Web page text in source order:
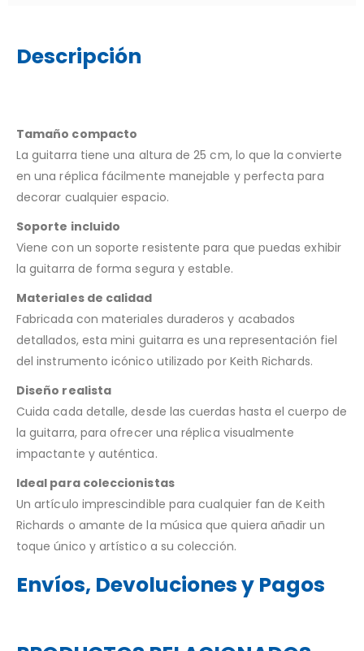
Descripción
Tamaño compacto
La guitarra tiene una altura de 25 cm, lo que la convierte
en una réplica fácilmente manejable y perfecta para
decorar cualquier espacio.
Soporte incluido
Viene con un soporte resistente para que puedas exhibir
la guitarra de forma segura y estable.
Materiales de calidad
Fabricada con materiales duraderos y acabados
detallados, esta mini guitarra es una representación fiel
del instrumento icónico utilizado por Keith Richards.
Diseño realista
Cuida cada detalle, desde las cuerdas hasta el cuerpo de
la guitarra, para ofrecer una réplica visualmente
impactante y auténtica.
Ideal para coleccionistas
Un artículo imprescindible para cualquier fan de Keith
Richards o amante de la música que quiera añadir un
toque único y artístico a su colección.
Envíos, Devoluciones y Pagos